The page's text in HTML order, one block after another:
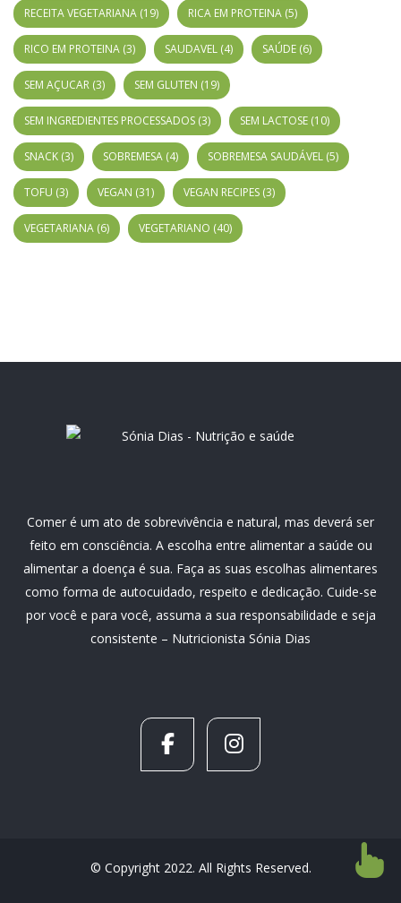
RECEITA VEGETARIANA (19) RICA EM PROTEINA (5)
RICO EM PROTEINA (3) SAUDAVEL (4) SAÚDE (6)
SEM AÇUCAR (3) SEM GLUTEN (19)
SEM INGREDIENTES PROCESSADOS (3) SEM LACTOSE (10)
SNACK (3) SOBREMESA (4) SOBREMESA SAUDÁVEL (5)
TOFU (3) VEGAN (31) VEGAN RECIPES (3)
VEGETARIANA (6) VEGETARIANO (40)
Comer é um ato de sobrevivência e natural, mas deverá ser
feito em consciência. A escolha entre alimentar a saúde ou
alimentar a doença é sua. Faça as suas escolhas alimentares
como forma de autocuidado, respeito e dedicação. Cuide-se
por você e para você, assuma a sua responsabilidade e seja
consistente – Nutricionista Sónia Dias
© Copyright 2022. All Rights Reserved.